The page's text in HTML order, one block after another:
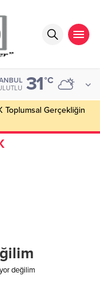
31°C
Toplumsal Gerçekliğin
değilim